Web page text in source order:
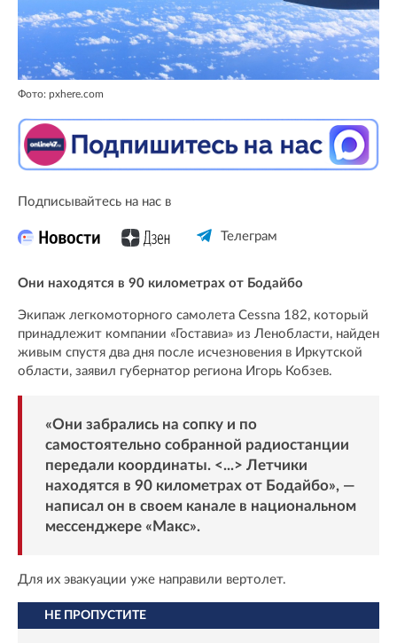
Фото: pxhere.com
Подписывайтесь на нас в
Телеграм
Они находятся в 90 километрах от Бодайбо
Экипаж легкомоторного самолета Cessna 182, который
принадлежит компании «Гоставиа» из Ленобласти, найден
живым спустя два дня после исчезновения в Иркутской
области, заявил губернатор региона Игорь Кобзев.
«Они забрались на сопку и по
самостоятельно собранной радиостанции
передали координаты. <...> Летчики
находятся в 90 километрах от Бодайбо», —
написал он в своем канале в национальном
мессенджере « Макс».
Для их эвакуации уже направили вертолет.
НЕ ПРОПУСТИТЕ